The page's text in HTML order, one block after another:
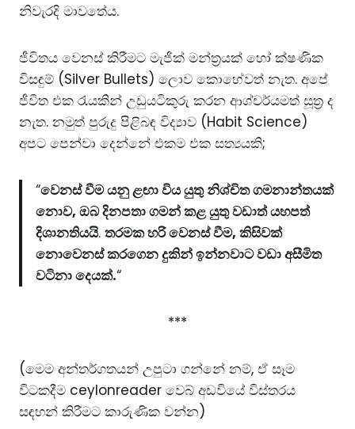
නිවැරදි මාවතේය.
ජීවිතය වෙනස් කිරීමට මැජික් මන්ත්‍රයක් හෝ ක්ෂණික
විසඳුම් (Silver Bullets) ලොව කොහේවත් නැත. අපේ
ජීවිත එක රැයකින් උඩුයටිකුරු කරන ආශ්චර්යමත් සූත්‍ර ද
නැත. නමුත් පුරුදු පිළිබඳ විද්‍යාව (Habit Science)
අපට පෙන්වා දෙන්නේ එකම එක සත්‍යයකි;
“වෙනස් වීම යනු ළඟා විය යුතු නිශ්චිත ගමනාන්තයක්
නොව, ඔබ දිනපතා ගමන් කළ යුතු වඩාත් යහපත්
දිශානතියයි. තරමක හරි වෙනස් වීම, කිසිවක්
නොවෙනස් කරගෙන දුකින් ඉන්නවාට වඩා අසීමිත
වටිනා දෙයක්.“
***
(මෙම අන්තර්ගතයන් උපුටා ගන්නේ නම්, ඒ සෑම
විටකදීම ceylonreader වෙබ් අඩවියේ විස්තරය
සඳහන් කිරීමට කාරුණික වන්න)